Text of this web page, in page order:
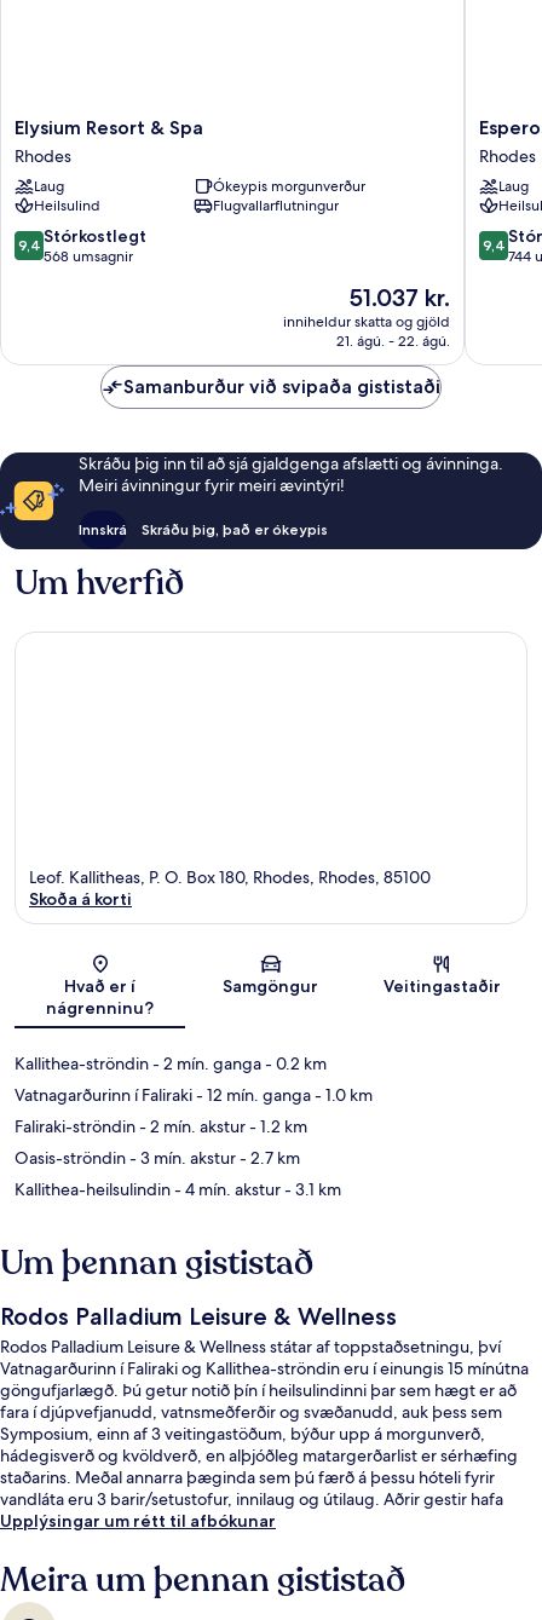
Elysium
Resort
&
Spa
Rhodes
Elysium Resort & Spa
Rhodes
Laug
Ókeypis morgunverður
Heilsulind
Flugvallarflutningur
9.4
af
9,4 Stórkostlegt
568 umsagnir
Verðið
er
51.037 kr.
51.037 kr.
inniheldur skatta og gjöld
21. ágú. - 22. ágú.
Esperos
Village
Blue
&
Spa
-
Adults
Rhodes
Laug
9.4
af
9,4
744
Samanburður við svipaða gististaði
Skráðu þig inn til að sjá gjaldgenga afslætti og ávinninga.
Meiri ávinningur fyrir meiri ævintýri!
Innskrá Skráðu þig, það er ókeypis
Um hverfið
Kort
Leof. Kallitheas, P. O. Box 180, Rhodes, Rhodes, 85100
Skoða á korti
Hvað er í
nágrenninu?
Samgöngur Veitingastaðir
Kallithea-ströndin- 2 mín. ganga- 0.2 km
Vatnagarðurinn í Faliraki- 12 mín. ganga- 1.0 km
Faliraki-ströndin- 2 mín. akstur- 1.2 km
Oasis-ströndin- 3 mín. akstur- 2.7 km
Kallithea-heilsulindin- 4 mín. akstur- 3.1 km
Um þennan gististað
Rodos Palladium Leisure & Wellness
Rodos Palladium Leisure & Wellness státar af toppstaðsetningu, því
Vatnagarðurinn í Faliraki og Kallithea-ströndin eru í einungis 15 mínútna
göngufjarlægð. Þú getur notið þín í heilsulindinni þar sem hægt er að
fara í djúpvefjanudd, vatnsmeðferðir og svæðanudd, auk þess sem
Symposium, einn af 3 veitingastöðum, býður upp á morgunverð,
hádegisverð og kvöldverð, en alþjóðleg matargerðarlist er sérhæfing
staðarins. Meðal annarra þæginda sem þú færð á þessu hóteli fyrir
vandláta eru 3 barir/setustofur, innilaug og útilaug. Aðrir gestir hafa
sérstaklega sagt að hjálpsamt starfsfólk sé meðal helstu kosta
Upplýsingar um rétt til afbókunar
Meira um þennan gististað